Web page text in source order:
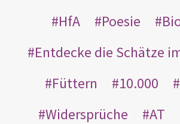
HfA
Poesie
Entdecke die Schätze
Füttern
10.000
Widersprüche
AT